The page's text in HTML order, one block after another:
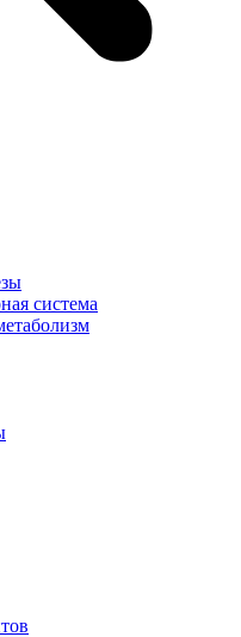
система